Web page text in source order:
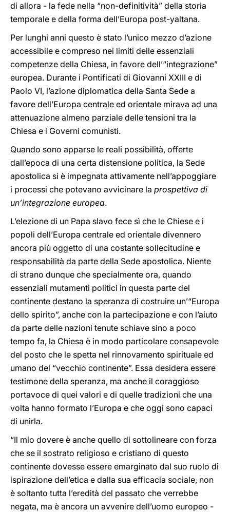
di allora - la fede nella “non-definitività” della storia
temporale e della forma dell’Europa post-yaltana.
Per lunghi anni questo è stato l’unico mezzo d’azione
accessibile e compreso nei limiti delle essenziali
competenze della Chiesa, in favore dell’“integrazione”
europea. Durante i Pontificati di Giovanni XXIII e di
Paolo VI, l’azione diplomatica della Santa Sede a
favore dell’Europa centrale ed orientale mirava ad una
attenuazione almeno parziale delle tensioni tra la
Chiesa e i Governi comunisti.
Quando sono apparse le reali possibilità, offerte
dall’epoca di una certa distensione politica, la Sede
apostolica si è impegnata attivamente nell’appoggiare
i processi che potevano avvicinare la prospettiva di
un’integrazione europea.
L’elezione di un Papa slavo fece sì che le Chiese e i
popoli dell’Europa centrale ed orientale divennero
ancora più oggetto di una costante sollecitudine e
responsabilità da parte della Sede apostolica. Niente
di strano dunque che specialmente ora, quando
essenziali mutamenti politici in questa parte del
continente destano la speranza di costruire un’“Europa
dello spirito”, anche con la partecipazione e con l’aiuto
da parte delle nazioni tenute schiave sino a poco
tempo fa, la Chiesa è in modo particolare consapevole
del posto che le spetta nel rinnovamento spirituale ed
umano del “vecchio continente”. Essa desidera essere
testimone della speranza, ma anche il coraggioso
portavoce di quei valori e di quelle tradizioni che una
volta hanno formato l’Europa e che oggi sono capaci
di unirla.
“Il mio dovere è anche quello di sottolineare con forza
che se il sostrato religioso e cristiano di questo
continente dovesse essere emarginato dal suo ruolo di
ispirazione dell’etica e dalla sua efficacia sociale, non
è soltanto tutta l’eredità del passato che verrebbe
negata, ma è ancora un avvenire dell’uomo europeo -